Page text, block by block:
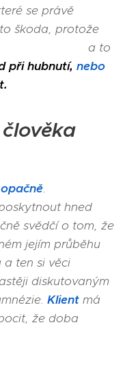
se právě
škoda, protože
a to
při hubnutí, nebo
opačně.
hned
svědčí o tom, že
jejím průběhu
ten si věci
diskutovaným
Klient má
že doba